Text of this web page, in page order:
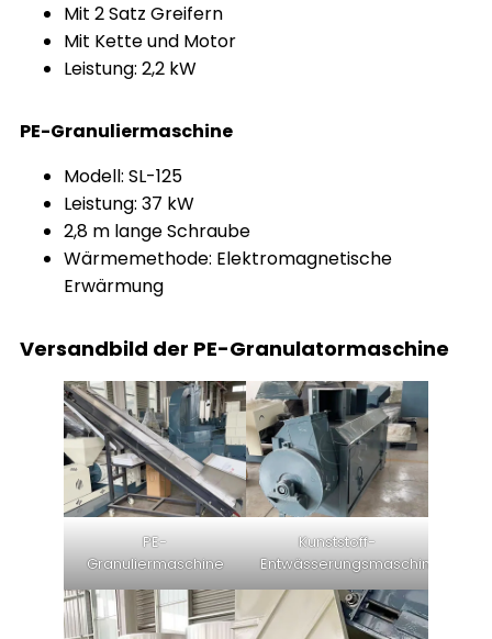
Mit 2 Satz Greifern
Mit Kette und Motor
Leistung: 2,2 kW
PE-Granuliermaschine
Modell: SL-125
Leistung: 37 kW
2,8 m lange Schraube
Wärmemethode: Elektromagnetische
Erwärmung
Versandbild der PE-Granulatormaschine
PE-
Granuliermaschine
Kunststoff-
Entwässerungsmaschine